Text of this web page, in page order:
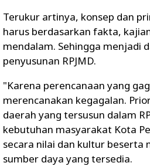
Terukur artinya, konsep dan
harus berdasarkan fakta,
mendalam. Sehingga menjadi
penyusunan RPJMD.
"Karena perencanaan yang
merencanakan kegagalan.
daerah yang tersusun dalam
kebutuhan masyarakat Kota
secara nilai dan kultur beserta
sumber daya yang tersedia.